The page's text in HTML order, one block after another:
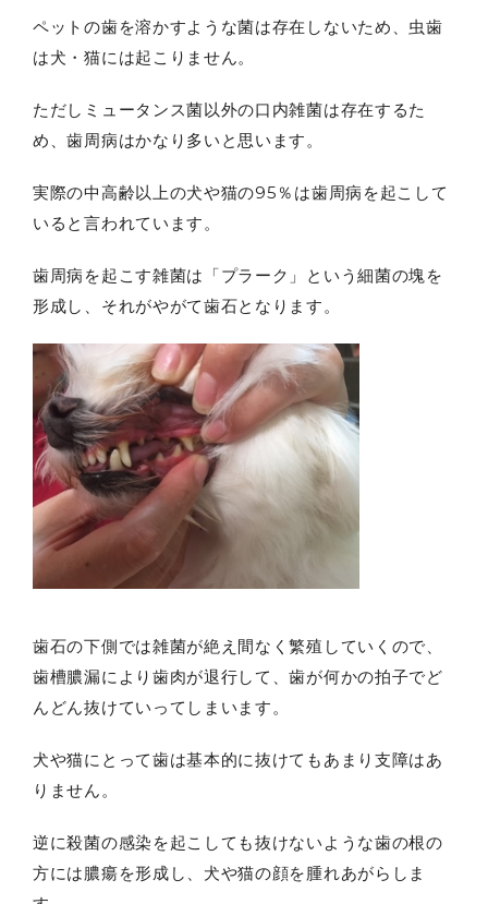
ペットの歯を溶かすような菌は存在しないため、虫歯
は犬・猫には起こりません。
ただしミュータンス菌以外の口内雑菌は存在するた
め、歯周病はかなり多いと思います。
実際の中高齢以上の犬や猫の95％は歯周病を起こして
いると言われています。
歯周病を起こす雑菌は「プラーク」という細菌の塊を
形成し、それがやがて歯石となります。
歯石の下側では雑菌が絶え間なく繁殖していくので、
歯槽膿漏により歯肉が退行して、歯が何かの拍子でど
んどん抜けていってしまいます。
犬や猫にとって歯は基本的に抜けてもあまり支障はあ
りません。
逆に殺菌の感染を起こしても抜けないような歯の根の
方には膿瘍を形成し、犬や猫の顔を腫れあがらしま